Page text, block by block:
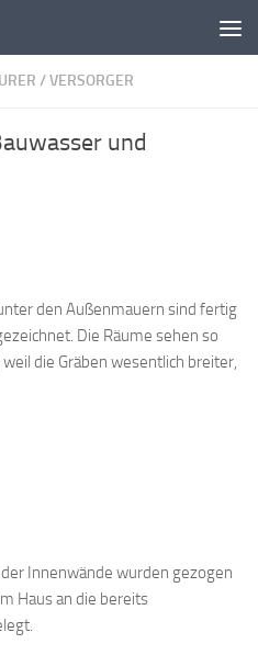
/VERSORGER
und
den Außenmauern sind fertig
Die Räume sehen so
die Gräben wesentlich breiter,
Innenwände wurden gezogen
Haus an die bereits